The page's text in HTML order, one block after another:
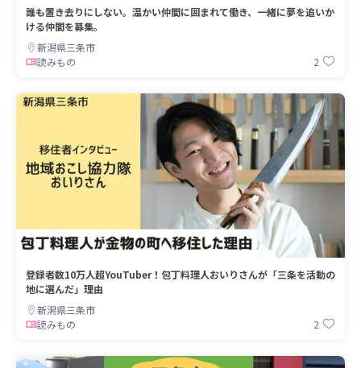
誰も置き去りにしない。温かい仲間に囲まれて働き、一緒に夢を追いか
ける仲間を募集。
新潟県三条市
読みもの
2
登録者数10万人超YouTuber！包丁料理人おいりさんが「三条を活動の
地に選んだ」理由
新潟県三条市
読みもの
2